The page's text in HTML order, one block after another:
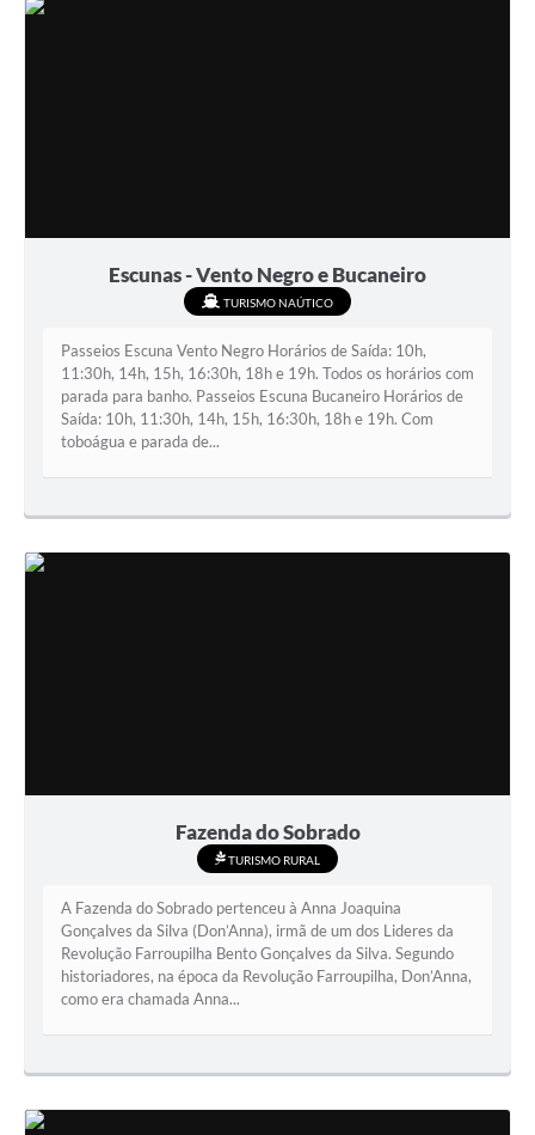
Escunas - Vento Negro e Bucaneiro
TURISMO NAÚTICO
Passeios Escuna Vento Negro Horários de Saída: 10h,
11:30h, 14h, 15h, 16:30h, 18h e 19h. Todos os horários com
parada para banho. Passeios Escuna Bucaneiro Horários de
Saída: 10h, 11:30h, 14h, 15h, 16:30h, 18h e 19h. Com
toboágua e parada de...
Fazenda do Sobrado
TURISMO RURAL
A Fazenda do Sobrado pertenceu à Anna Joaquina
Gonçalves da Silva (Don’Anna), irmã de um dos Lideres da
Revolução Farroupilha Bento Gonçalves da Silva. Segundo
historiadores, na época da Revolução Farroupilha, Don’Anna,
como era chamada Anna...